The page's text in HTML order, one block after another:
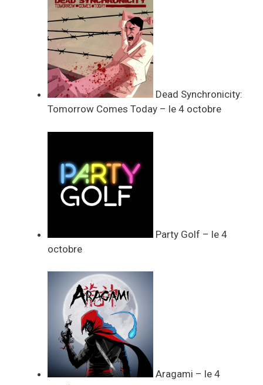
Dead Synchronicity:
Tomorrow Comes Today – le 4 octobre
Party Golf – le 4
octobre
Aragami – le 4